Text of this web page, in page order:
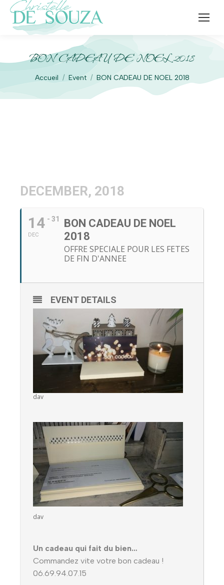
BON CADEAU DE NOEL 2018
Vous êtes ici :
Accueil Event BON CADEAU DE NOEL 2018
DECEMBER, 2018
14
DEC
- 31
BON CADEAU DE NOEL
2018
OFFRE SPECIALE POUR LES FETES
DE FIN D'ANNEE
EVENT DETAILS
dav
dav
Un cadeau qui fait du bien…
Commandez vite votre bon cadeau !
06.69.94.07.15